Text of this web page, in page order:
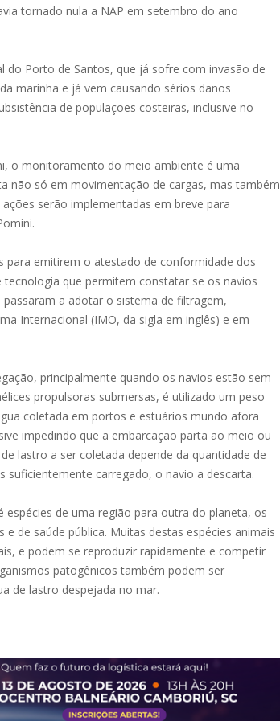
tornado nula a NAP em setembro do ano
do Porto de Santos, que já sofre com invasão de
marinha e já vem causando sérios danos
de populações costeiras, inclusive no
o monitoramento do meio ambiente é uma
não só em movimentação de cargas, mas também
serão implementadas em breve para
para emitirem o atestado de conformidade dos
que permitem constatar se os navios
a adotar o sistema de filtragem,
Internacional (IMO, da sigla em inglês) e em
principalmente quando os navios estão sem
propulsoras submersas, é utilizado um peso
coletada em portos e estuários mundo afora
impedindo que a embarcação parta ao meio ou
lastro a ser coletada depende da quantidade de
suficientemente carregado, o navio a descarta.
de uma região para outra do planeta, os
de saúde pública. Muitas destas espécies animais
e podem se reproduzir rapidamente e competir
patogênicos também podem ser
de lastro despejada no mar.